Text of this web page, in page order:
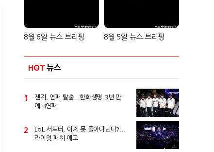
8월 6일 뉴스 브리핑 8월 5일 뉴스 브리핑
HOT 뉴스
1
젠지, 연패 탈출...한화생명 3년 만
에 3연패
2
LoL 서포터, 이제 못 돌아다닌다?...
라이엇 패치 예고